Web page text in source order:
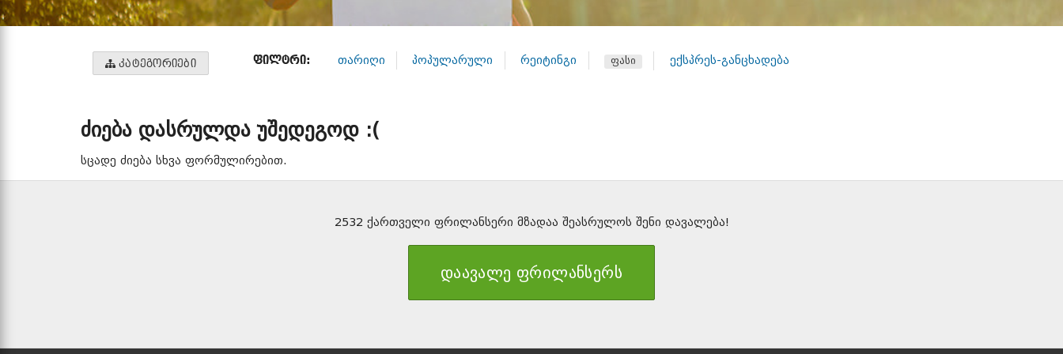
ᲙᲐᲢᲔᲒᲝᲠᲘᲔᲑᲘ ᲤᲘᲚᲢᲠᲘ: თარიღი პოპულარული რეიტინგი ფასი ექსპრეს-განცხადება
ძიება დასრულდა უშედეგოდ :(
სცადე ძიება სხვა ფორმულირებით.
2532 ქართველი ფრილანსერი მზადაა შეასრულოს შენი დავალება!
დაავალე ფრილანსერს